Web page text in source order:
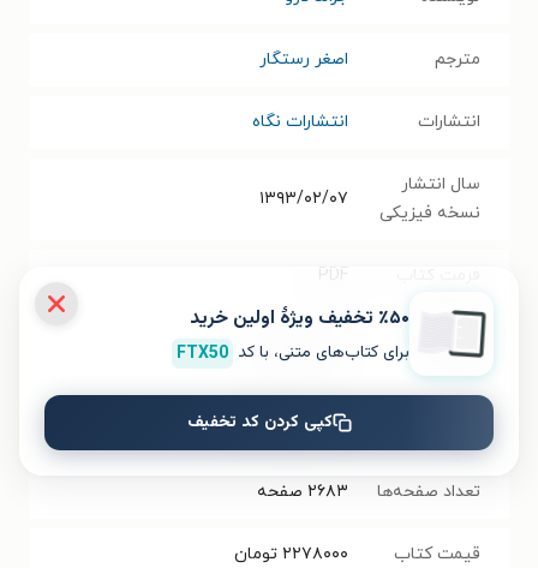
مترجم اصغر رستگار
انتشارات انتشارات نگاه
سال انتشار
نسخه فیزیکی
۱۳۹۳/۰۲/۰۷
PDF
حجم فایل
۵۳.۹۶ مگابایت
۹۷۸۹۶۴۳۵۱۹۸۴۱
تعداد صفحه‌ها ۲۶۸۳ صفحه
قیمت کتاب ۲۲۷۸۰۰۰ تومان
٪۵۰ تخفیف ویژۀ اولین خرید
برای کتاب‌های متنی، با کد FTX50
کپی کردن کد تخفیف